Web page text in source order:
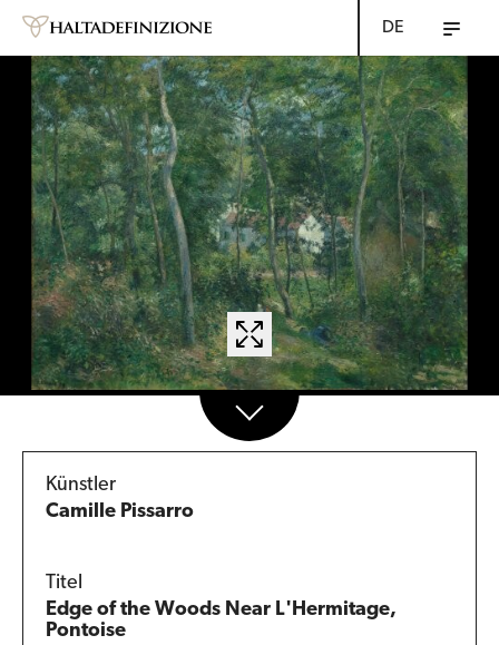
DE
Künstler
Camille Pissarro
Titel
Edge of the Woods Near L'Hermitage,
Pontoise